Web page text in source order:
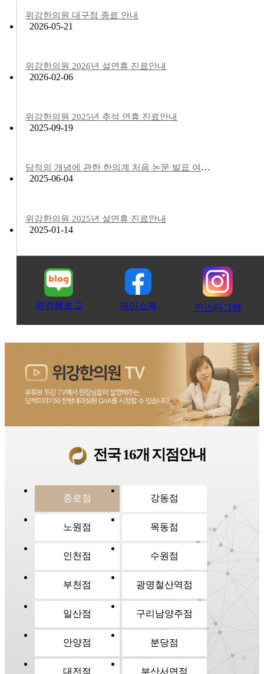
위강한의원 대구점 종료 안내
2026-05-21
위강한의원 2026년 설연휴 진료안내
2026-02-06
위강한의원 2025년 추석 연휴 진료안내
2025-09-19
담적의 개념에 관한 한의계 처음 논문 발표 여부에 대한 안내
2025-06-04
위강한의원 2025년 설연휴 진료안내
2025-01-14
위강블로그 페이스북 인스타그램
전국 16개 지점안내
종로점 강동점
노원점 목동점
인천점 수원점
부천점 광명철산역점
일산점 구리남양주점
안양점 분당점
대전점 부산서면점